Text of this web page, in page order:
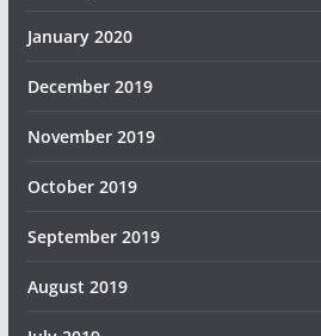
January 2020
December 2019
November 2019
October 2019
September 2019
August 2019